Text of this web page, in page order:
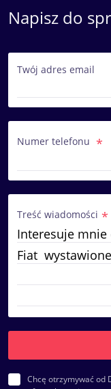
Napisz do
Twój adres email
Numer telefonu
Treść wiadomości
Chcę otrzymywać od